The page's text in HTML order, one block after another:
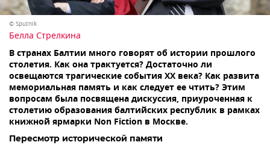
© Sputnik
Белла Стрелкина
В странах Балтии много говорят об истории прошлого
столетия. Как она трактуется? Достаточно ли
освещаются трагические события ХХ века? Как развита
мемориальная память и как следует ее чтить? Этим
вопросам была посвящена дискуссия, приуроченная к
столетию образования балтийских республик в рамках
книжной ярмарки Non Fiction в Москве.
Пересмотр исторической памяти